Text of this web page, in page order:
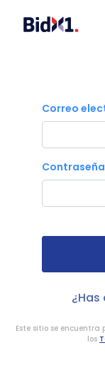
Correo
Contraseña
Este sitio se encuentra
los